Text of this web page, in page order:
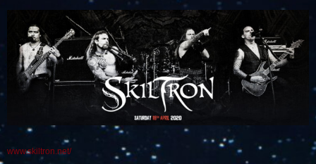
www.skiltron.net/